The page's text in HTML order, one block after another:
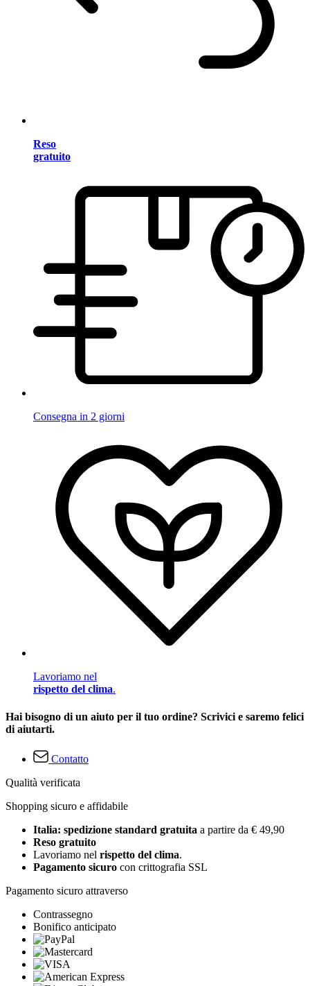
Reso
gratuito
Consegna in 2 giorni
Lavoriamo nel
rispetto del clima.
Hai bisogno di un aiuto per il tuo ordine? Scrivici e saremo felici
di aiutarti.
Contatto
Qualità verificata
Shopping sicuro e affidabile
Italia: spedizione standard gratuita a partire da € 49,90
Reso gratuito
Lavoriamo nel rispetto del clima.
Pagamento sicuro con crittografia SSL
Pagamento sicuro attraverso
Contrassegno
Bonifico anticipato